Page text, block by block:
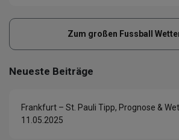
Zum großen Fussball
Neueste Beiträge
Frankfurt – St. Pauli Tipp, Prognose &
11.05.2025